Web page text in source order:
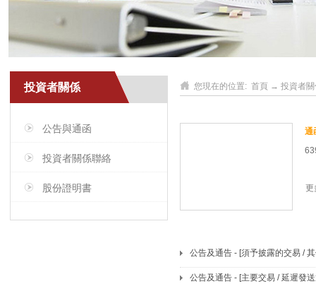
投資者關係
公告與通函
投資者關係聯絡
股份證明書
您現在的位置: 首頁 → 投資者
更
公告及通告 - [須予披露的交易 /
公告及通告 - [主要交易 / 延遲發